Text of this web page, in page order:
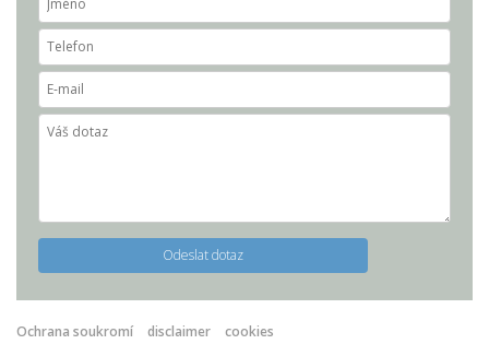
Ochrana soukromí disclaimer cookies